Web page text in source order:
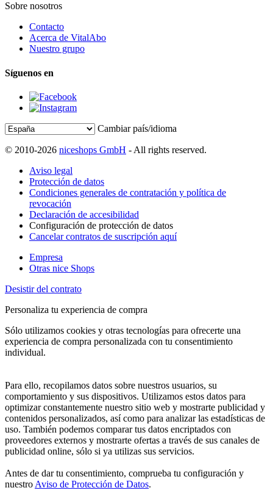
Sobre nosotros
Contacto
Acerca de VitalAbo
Nuestro grupo
Síguenos en
Cambiar país/idioma
© 2010-2026 niceshops GmbH - All rights reserved.
Aviso legal
Protección de datos
Condiciones generales de contratación y política de
revocación
Declaración de accesibilidad
Configuración de protección de datos
Cancelar contratos de suscripción aquí
Empresa
Otras nice Shops
Desistir del contrato
Personaliza tu experiencia de compra
Sólo utilizamos cookies y otras tecnologías para ofrecerte una
experiencia de compra personalizada con tu consentimiento
individual.
Para ello, recopilamos datos sobre nuestros usuarios, su
comportamiento y sus dispositivos. Utilizamos estos datos para
optimizar constantemente nuestro sitio web y mostrarte publicidad y
contenidos personalizados, así como para analizar las estadísticas de
uso. También podemos comparar tus datos encriptados con
proveedores externos y mostrarte ofertas a través de sus canales de
publicidad online, sólo si ya utilizas sus servicios.
Antes de dar tu consentimiento, comprueba tu configuración y
nuestro Aviso de Protección de Datos.